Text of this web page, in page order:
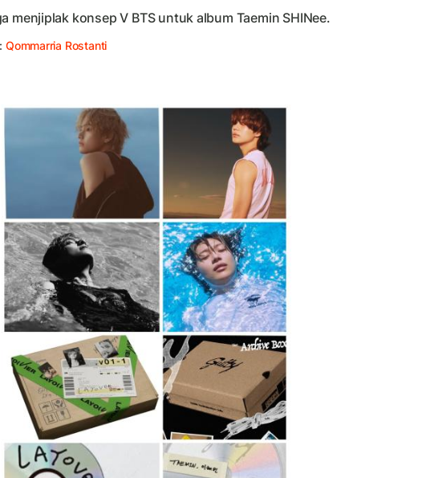
menjiplak konsep V BTS untuk album Taemin SHINee.
Qommarria Rostanti